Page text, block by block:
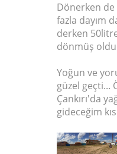
Dönerken
fazla dayım
derken
dönmüş
Yoğun ve
güzel geçti...
Çankırı'da
gideceğim